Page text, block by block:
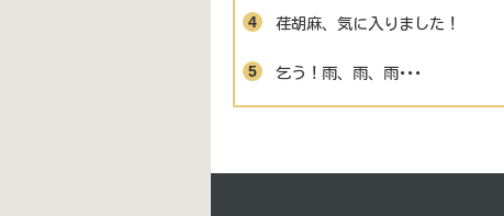
荏胡麻、気に入りました！
乞う！雨、雨、雨･･･